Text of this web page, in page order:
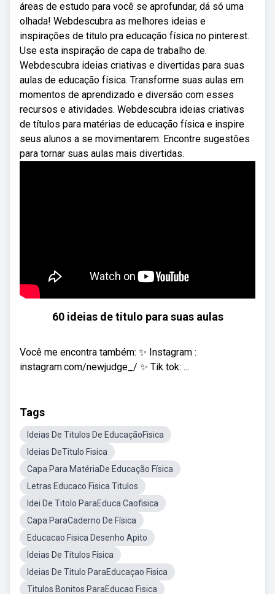
áreas de estudo para você se aprofundar, dá só uma
olhada! Webdescubra as melhores ideias e
inspirações de titulo pra educação física no pinterest.
Use esta inspiração de capa de trabalho de.
Webdescubra ideias criativas e divertidas para suas
aulas de educação física. Transforme suas aulas em
momentos de aprendizado e diversão com esses
recursos e atividades. Webdescubra ideias criativas
de títulos para matérias de educação física e inspire
seus alunos a se movimentarem. Encontre sugestões
para tornar suas aulas mais divertidas.
60 ideias de titulo para suas aulas
Você me encontra também: ✨ Instagram :
instagram.com/newjudge_/ ✨ Tik tok: ...
Tags
Ideias De Titulos De EducaçãoFisica
Ideias DeTitulo Fisica
Capa Para MatériaDe Educação Física
Letras Educaco Fisica Titulos
Idei De Titolo ParaEduca Caofisica
Capa ParaCaderno De Física
Educacao Fisica Desenho Apito
Ideias De Títulos Física
Ideias De Titulo ParaEducaçao Fisica
Titulos Bonitos ParaEducao Fisica